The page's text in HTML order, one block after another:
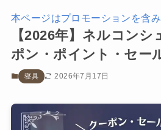
本ページはプロモーションを含
【2026年】ネルコン
ポン・ポイント・セー
寝具 2026年7月17日